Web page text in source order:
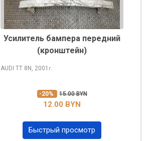
Усилитель бампера передний
(кронштейн)
AUDI TT 8N, 2001 г.
-20% 15.00 BYN
12.00 BYN
Быстрый просмотр